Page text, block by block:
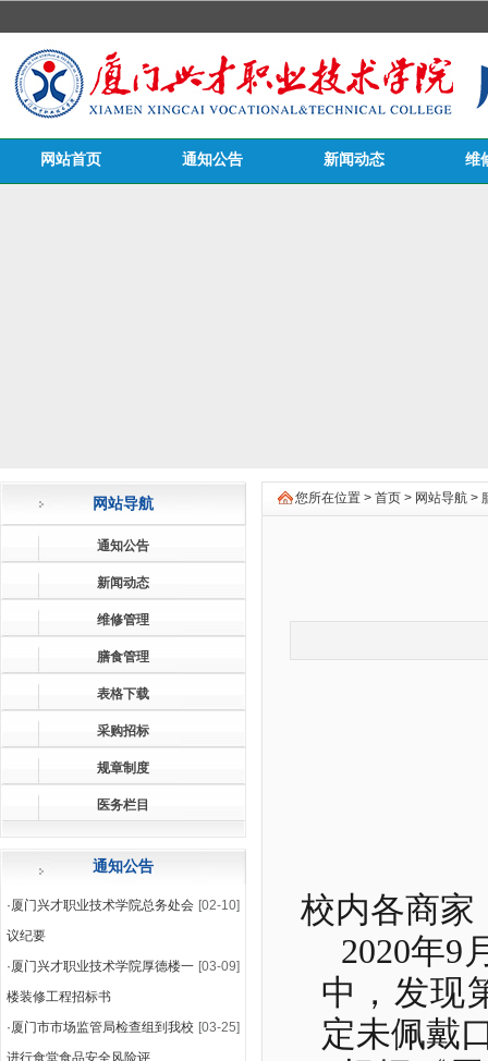
网站首页 通知公告 新闻动态 维
网站导航
通知公告
新闻动态
维修管理
膳食管理
表格下载
采购招标
规章制度
医务栏目
通知公告
[02-10]
·厦门兴才职业技术学院总务处会
议纪要
[03-09]
·厦门兴才职业技术学院厚德楼一
楼装修工程招标书
[03-25]
·厦门市市场监管局检查组到我校
进行食堂食品安全风险评
您所在位置 > 首页 > 网站导航 >
校内各商家
2020年9
中，发现
定未佩戴